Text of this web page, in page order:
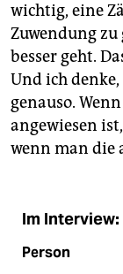
wichtig, eine
Zuwendung zu
besser geht.
Und ich
genauso.
angewiesen
wenn man die
Im
Person